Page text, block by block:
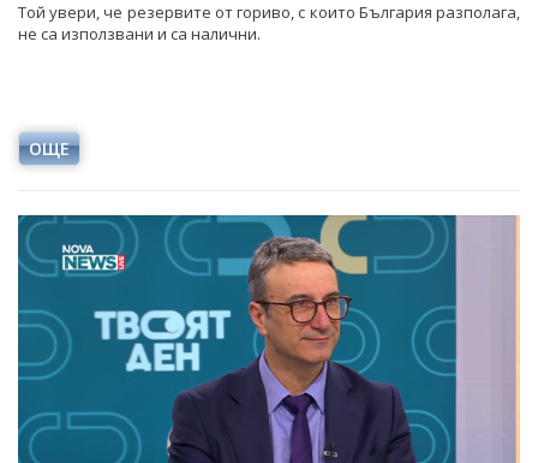
Той увери, че резервите от гориво, с които България разполага,
не са използвани и са налични.
ОЩЕ